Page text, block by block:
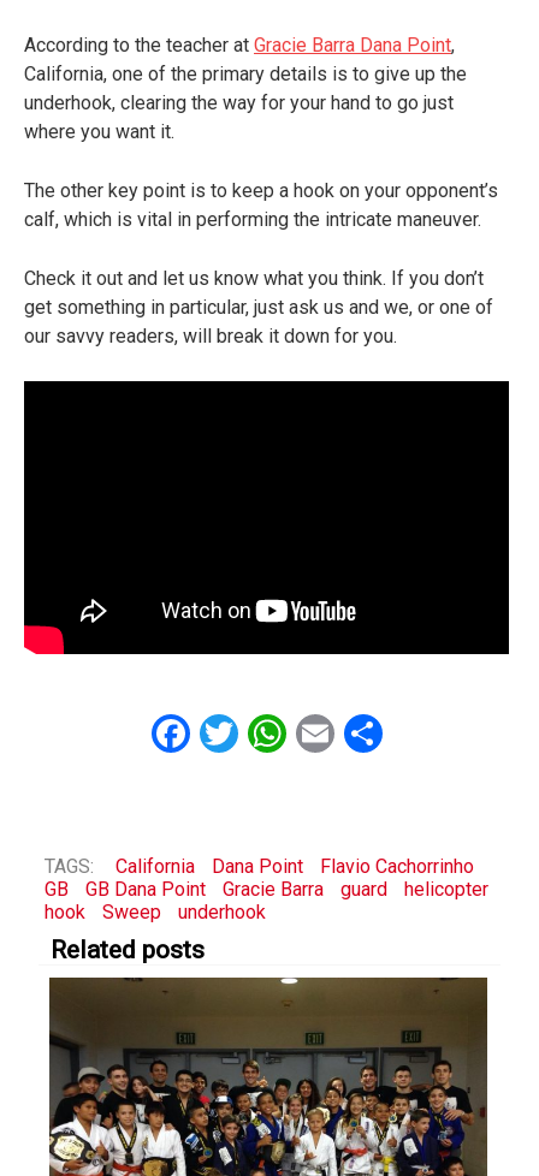
According to the teacher at Gracie Barra Dana Point,
California, one of the primary details is to give up the
underhook, clearing the way for your hand to go just
where you want it.
The other key point is to keep a hook on your opponent’s
calf, which is vital in performing the intricate maneuver.
Check it out and let us know what you think. If you don’t
get something in particular, just ask us and we, or one of
our savvy readers, will break it down for you.
Facebook
Twitter
WhatsApp
EmailShare
TAGS: California Dana Point
Flavio Cachorrinho
GB
GB Dana Point Gracie Barra guard
helicopter
hook
Sweep underhook
Related posts